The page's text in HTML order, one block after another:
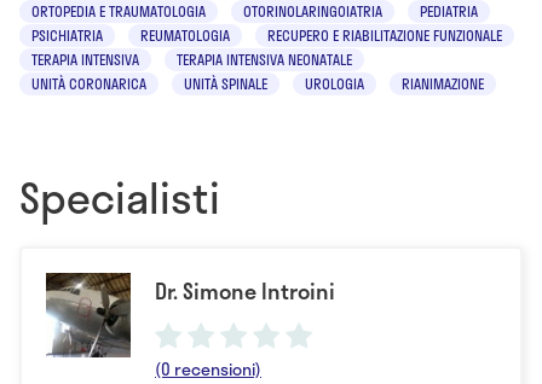
ORTOPEDIA E TRAUMATOLOGIA
OTORINOLARINGOIATRIA
PEDIATRIA
PSICHIATRIA
REUMATOLOGIA
RECUPERO E RIABILITAZIONE FUNZIONALE
TERAPIA INTENSIVA
TERAPIA INTENSIVA NEONATALE
UNITÀ CORONARICA
UNITÀ SPINALE UROLOGIA RIANIMAZIONE
Specialisti
Dr. Simone Introini
(0 recensioni)